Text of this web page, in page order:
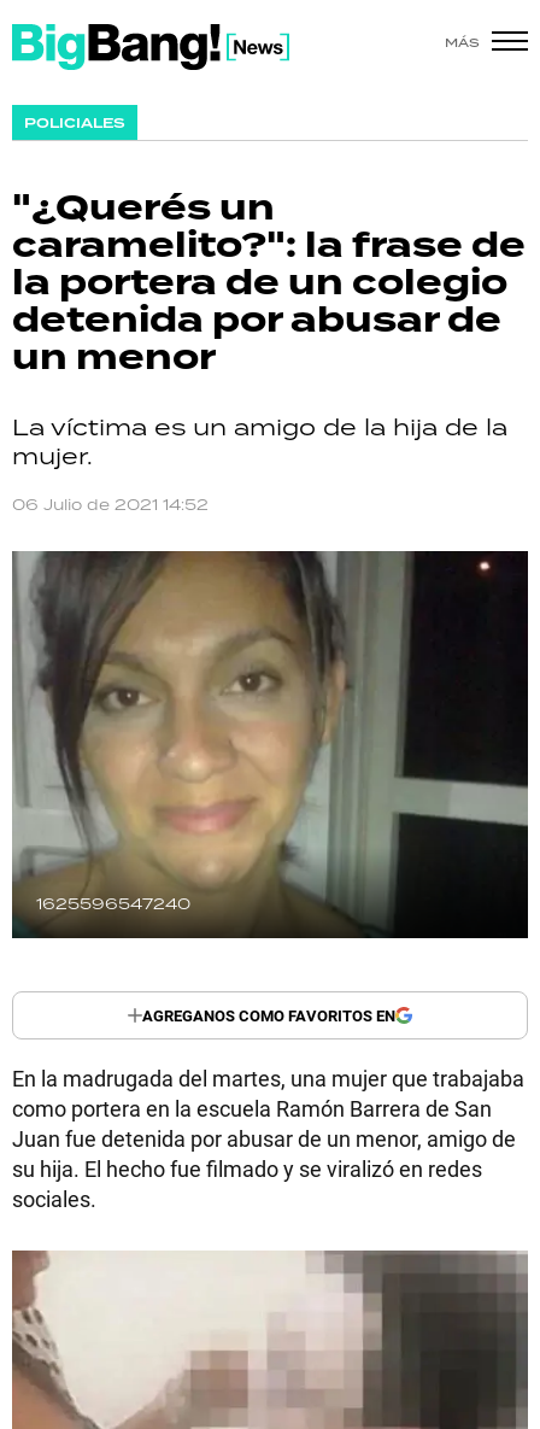
MÁS
POLICIALES
"¿Querés un
caramelito?": la frase de
la portera de un colegio
detenida por abusar de
un menor
La víctima es un amigo de la hija de la
mujer.
06 Julio de 2021 14:52
1625596547240
AGREGANOS COMO FAVORITOS EN
En la madrugada del martes, una mujer que trabajaba
como portera en la escuela Ramón Barrera de San
Juan fue detenida por abusar de un menor, amigo de
su hija. El hecho fue filmado y se viralizó en redes
sociales.
SHOW
ACTUALIDAD
POLICIALES
ECONOMÍA
SALUD
DEPORTES
TECNOLOGÍA
RECETAS
PALABRAS
HORÓSCOPO
Seguinos